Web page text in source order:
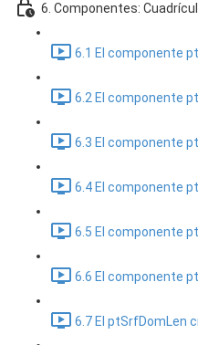
6. Componentes:
6.1 El componente
6.2 El componente
6.3 El componente
6.4 El componente
6.5 El componente
6.6 El componente
6.7 El ptSrfDomLen